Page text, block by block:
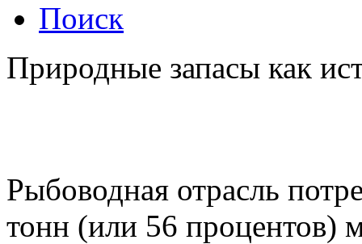
Поиск
Природные запасы как
Рыбоводная отрасль
тонн (или 56 процентов)